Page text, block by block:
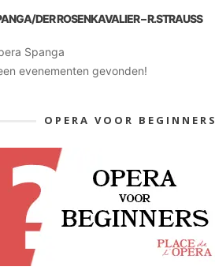
DER ROSENKAVALIER – R.STRAUSS
Spanga
evenementen gevonden!
OPERA VOOR BEGINNERS